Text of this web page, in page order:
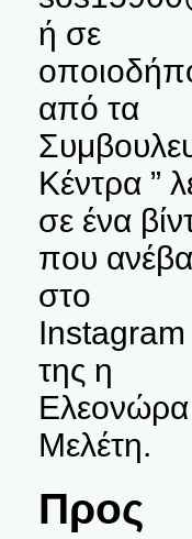
ή σε
από τα
Κέντρα ”
σε ένα
που
στο
Instagram
της η
Ελεονώρα
Μελέτη.
Προς